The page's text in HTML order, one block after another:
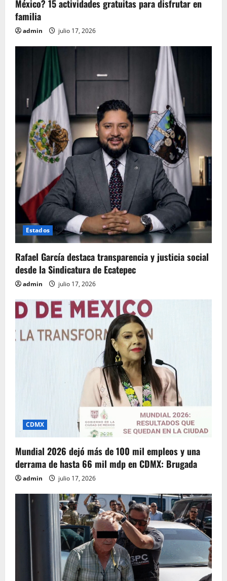
México? 15 actividades gratuitas para disfrutar en
familia
admin julio 17, 2026
Estados
Rafael García destaca transparencia y justicia social
desde la Sindicatura de Ecatepec
admin julio 17, 2026
CDMX
Mundial 2026 dejó más de 100 mil empleos y una
derrama de hasta 66 mil mdp en CDMX: Brugada
admin julio 17, 2026